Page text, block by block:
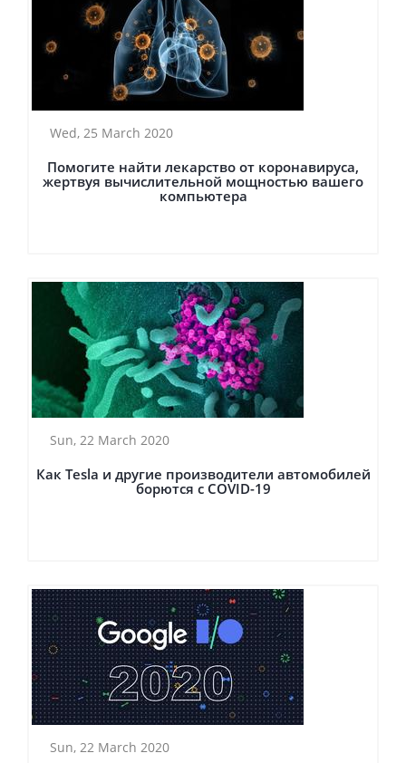
Wed, 25 March 2020
Помогите найти лекарство от коронавируса,
жертвуя вычислительной мощностью вашего
компьютера
Sun, 22 March 2020
Как Tesla и другие производители автомобилей
борются с COVID-19
Sun, 22 March 2020